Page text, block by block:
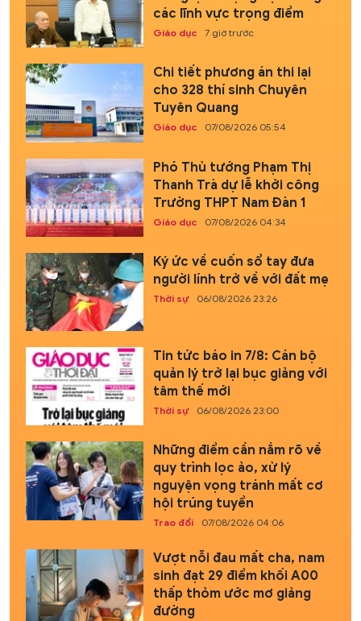
các lĩnh vực trọng điểm
Giáo dục 7 giờ trước
Chi tiết phương án thi lại
cho 328 thí sinh Chuyên
Tuyên Quang
Giáo dục 07/08/2026 05:54
Phó Thủ tướng Phạm Thị
Thanh Trà dự lễ khởi công
Trường THPT Nam Đàn 1
Giáo dục 07/08/2026 04:34
Ký ức về cuốn sổ tay đưa
người lính trở về với đất mẹ
Thời sự 06/08/2026 23:26
Tin tức báo in 7/8: Cán bộ
quản lý trở lại bục giảng với
tâm thế mới
Thời sự 06/08/2026 23:00
Những điểm cần nắm rõ về
quy trình lọc ảo, xử lý
nguyện vọng tránh mất cơ
hội trúng tuyển
Trao đổi 07/08/2026 04:06
Vượt nỗi đau mất cha, nam
sinh đạt 29 điểm khối A00
thấp thỏm ước mơ giảng
đường